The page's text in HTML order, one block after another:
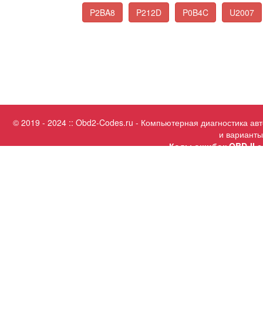
P2BA8
P212D P0B4C U2007
© 2019 - 2024 :: Obd2-Codes.ru - Компьютерная диагностика
и
Коды ошибок OBD-II